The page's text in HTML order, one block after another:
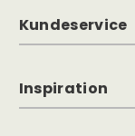
Kundeservice
Inspiration